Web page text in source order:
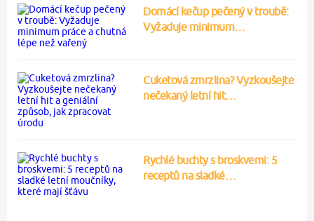
Domácí kečup pečený v troubě:
Vyžaduje minimum…
Cuketová zmrzlina? Vyzkoušejte
nečekaný letní hit…
Rychlé buchty s broskvemi: 5
receptů na sladké…